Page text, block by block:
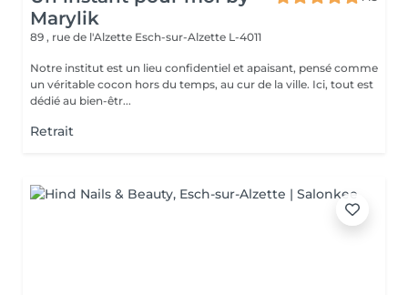
Marylik
89 , rue de l'Alzette Esch-sur-Alzette L-4011
Notre institut est un lieu confidentiel et apaisant, pensé comme
un véritable cocon hors du temps, au cur de la ville. Ici, tout est
dédié au bien-êtr...
Retrait